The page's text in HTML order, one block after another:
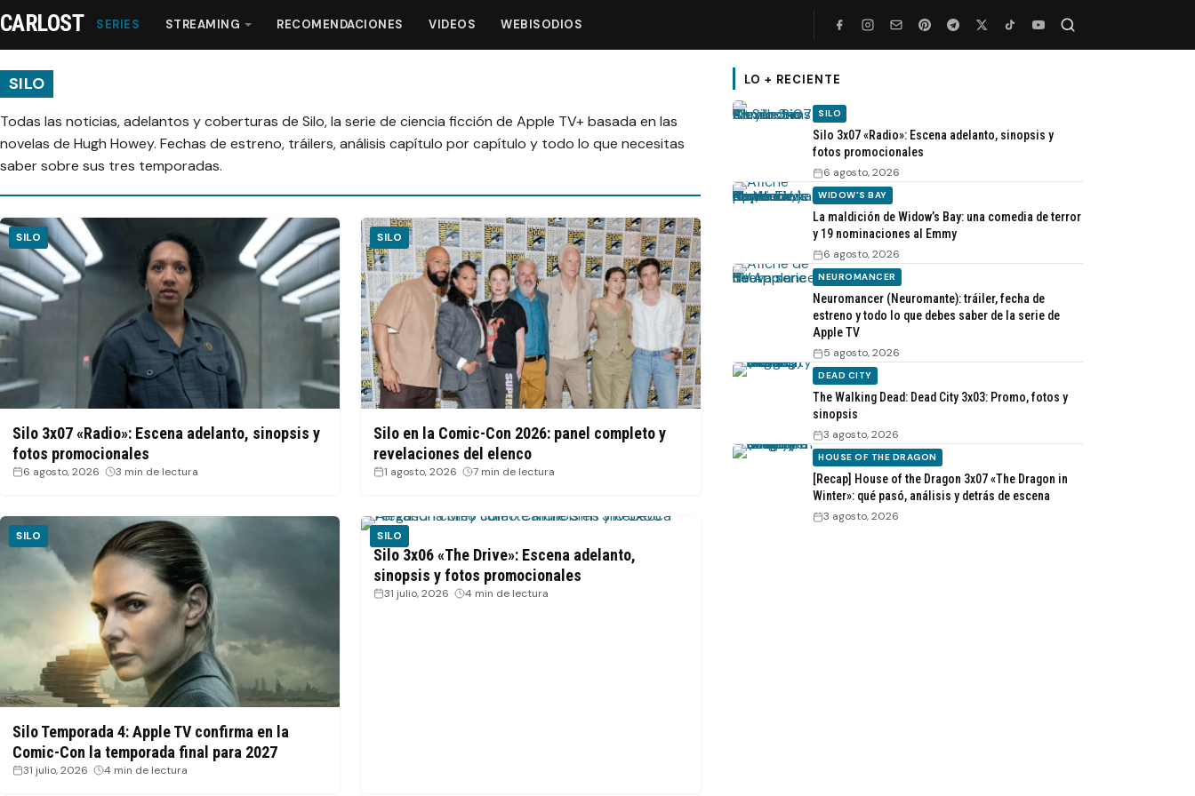
Series
Recomendaciones
Videos
CARLOST SERIES STREAMING RECOMENDACIONES VIDEOS WEBISODIOS
SILO
Todas las noticias, adelantos y coberturas de Silo, la serie de ciencia ficción de Apple TV+ basada en las
novelas de Hugh Howey. Fechas de estreno, tráilers, análisis capítulo por capítulo y todo lo que necesitas
saber sobre sus tres temporadas.
SILO
Silo 3x07 «Radio»: Escena adelanto, sinopsis y
fotos promocionales
6 agosto, 2026 3 min de lectura
SILO
Silo en la Comic-Con 2026: panel completo y
revelaciones del elenco
1 agosto, 2026 7 min de lectura
SILO
Silo Temporada 4: Apple TV confirma en la
Comic-Con la temporada final para 2027
31 julio, 2026 4 min de lectura
SILO
Silo 3x06 «The Drive»: Escena adelanto,
sinopsis y fotos promocionales
31 julio, 2026 4 min de lectura
LO + RECIENTE
SILO
Silo 3x07 «Radio»: Escena adelanto, sinopsis y
fotos promocionales
6 agosto, 2026
WIDOW'S BAY
La maldición de Widow’s Bay: una comedia de terror
y 19 nominaciones al Emmy
6 agosto, 2026
NEUROMANCER
Neuromancer (Neuromante): tráiler, fecha de
estreno y todo lo que debes saber de la serie de
Apple TV
5 agosto, 2026
DEAD CITY
The Walking Dead: Dead City 3x03: Promo, fotos y
sinopsis
3 agosto, 2026
HOUSE OF THE DRAGON
[Recap] House of the Dragon 3x07 «The Dragon in
Winter»: qué pasó, análisis y detrás de escena
3 agosto, 2026